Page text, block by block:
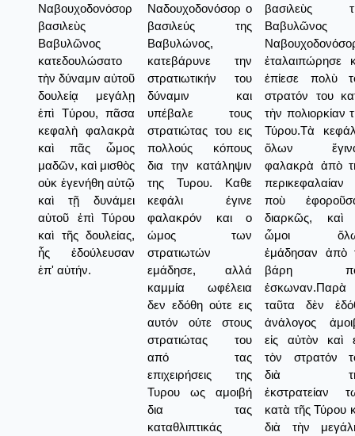
Ναβουχοδονόσορ
βασιλεὺς
Βαβυλῶνος
κατεδουλώσατο
τὴν δύναμιν αὐτοῦ
δουλείᾳ μεγάλῃ
ἐπὶ Τύρου, πᾶσα
κεφαλὴ φαλακρὰ
καὶ πᾶς ὦμος
μαδῶν, καὶ μισθὸς
οὐκ ἐγενήθη αὐτῷ
καὶ τῇ δυνάμει
αὐτοῦ ἐπὶ Τύρου
καὶ τῆς δουλείας,
ἧς ἐδούλευσαν
ἐπ' αὐτήν.
Ναδουχοδονόσορ ο
βασιλεύς της
Βαβυλώνος,
κατεβάρυνε την
στρατιωτικήν του
δύναμιν και
υπέβαλε τους
στρατιώτας του εις
πολλούς κόπους
δια την κατάληψιν
της Τυρου. Καθε
κεφάλι έγινε
φαλακρόν και ο
ώμος των
στρατιωτών
εμάδησε, αλλά
καμμία ωφέλεια
δεν εδόθη ούτε εις
αυτόν ούτε στους
στρατιώτας του
από τας
επιχειρήσεις της
Τυρου ως αμοιβή
δια τας
καταθλιπτικάς
βασιλεὺς
Βαβυλῶνος
ἐταλαιπώρησε
ἐπίεσε πολὺ
στρατόν του
τὴν πολιορκίαν
Τύρου.Τὰ
ὅλων
φαλακρὰ ἀπὸ
περικεφαλαίαν
ποὺ
διαρκῶς, καὶ
ὦμοι
ἐμάδησαν ἀπὸ
βάρη
ἐσκωναν.Παρὰ
ταῦτα δὲν
ἀνάλογος
εἰς αὐτὸν καὶ
τὸν στρατόν
διὰ
ἐκστρατείαν
κατὰ τῆς Τύρου
διὰ τὴν